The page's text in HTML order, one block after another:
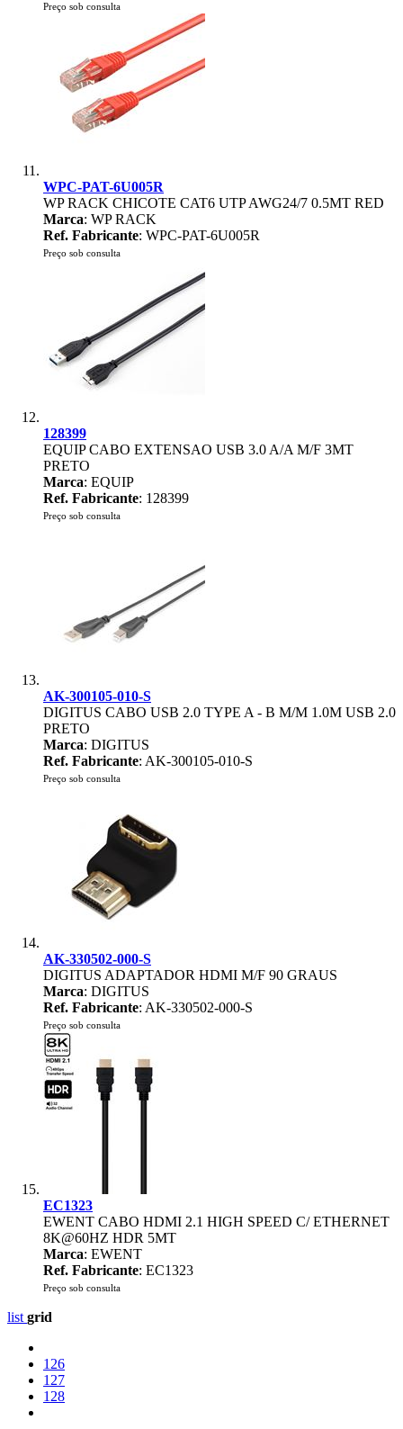
Preço sob consulta
WPC-PAT-6U005R
WP RACK CHICOTE CAT6 UTP AWG24/7 0.5MT RED
Marca: WP RACK
Ref. Fabricante: WPC-PAT-6U005R
Preço sob consulta
128399
EQUIP CABO EXTENSAO USB 3.0 A/A M/F 3MT
PRETO
Marca: EQUIP
Ref. Fabricante: 128399
Preço sob consulta
AK-300105-010-S
DIGITUS CABO USB 2.0 TYPE A - B M/M 1.0M USB 2.0
PRETO
Marca: DIGITUS
Ref. Fabricante: AK-300105-010-S
Preço sob consulta
AK-330502-000-S
DIGITUS ADAPTADOR HDMI M/F 90 GRAUS
Marca: DIGITUS
Ref. Fabricante: AK-330502-000-S
Preço sob consulta
EC1323
EWENT CABO HDMI 2.1 HIGH SPEED C/ ETHERNET
8K@60HZ HDR 5MT
Marca: EWENT
Ref. Fabricante: EC1323
Preço sob consulta
list grid
126
127
128